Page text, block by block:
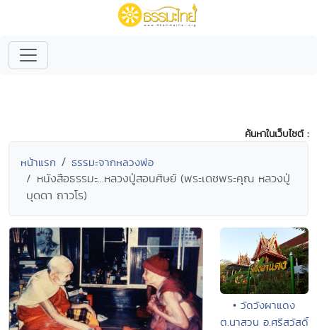
ค้นหาในเว็บไซต์ :
หน้าแรก ธรรมะจากหลวงพ่อ
หนังสือธรรมะ...หลวงปู่สอนศิษย์ (พระเดชพระคุณ หลวงปู่
บุดดา ถาวโร)
• วัดวังผาแดง
ต.นาสวน อ.ศรีสวัสดิ์